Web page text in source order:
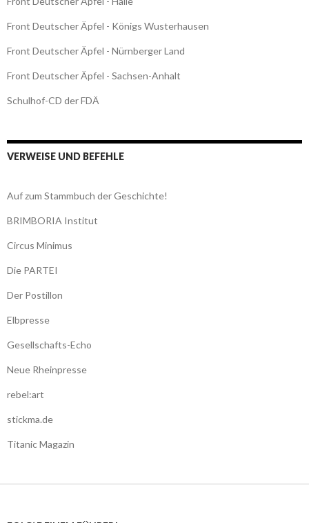
Front Deutscher Äpfel - Königs Wusterhausen
Front Deutscher Äpfel - Nürnberger Land
Front Deutscher Äpfel - Sachsen-Anhalt
Schulhof-CD der FDÄ
VERWEISE UND BEFEHLE
Auf zum Stammbuch der Geschichte!
BRIMBORIA Institut
Circus Minimus
Die PARTEI
Der Postillon
Elbpresse
Gesellschafts-Echo
Neue Rheinpresse
rebel:art
stickma.de
Titanic Magazin